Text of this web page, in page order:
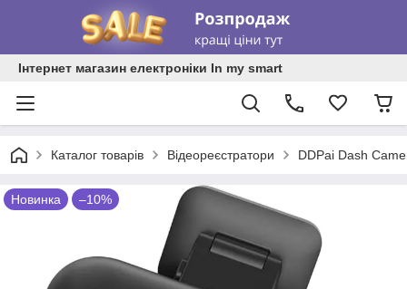
Інтернет магазин електроніки In my smart
Каталог товарів Відеореєстратори DDPai Dash
Новинка –10%